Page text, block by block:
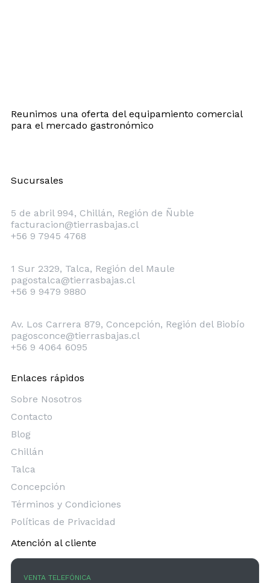
Reunimos una oferta del equipamiento comercial
para el mercado gastronómico
Sucursales
5 de abril 994, Chillán, Región de Ñuble
facturacion@tierrasbajas.cl
+56 9 7945 4768
1 Sur 2329, Talca, Región del Maule
pagostalca@tierrasbajas.cl
+56 9 9479 9880
Av. Los Carrera 879, Concepción, Región del Biobío
pagosconce@tierrasbajas.cl
+56 9 4064 6095
Enlaces rápidos
Sobre Nosotros
Contacto
Blog
Chillán
Talca
Concepción
Términos y Condiciones
Políticas de Privacidad
Atención al cliente
VENTA TELEFÓNICA